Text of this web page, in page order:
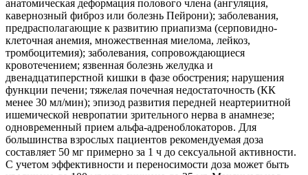
анатомическая деформация полового члена (ангуляция,
кавернозный фиброз или болезнь Пейрони); заболевания,
предрасполагающие к развитию приапизма (серповидно-
клеточная анемия, множественная миелома, лейкоз,
тромбоцитемия); заболевания, сопровождающиеся
кровотечением; язвенная болезнь желудка и
двенадцатиперстной кишки в фазе обострения; нарушения
функции печени; тяжелая почечная недостаточность (КК
менее 30 мл/мин); эпизод развития передней неартериитной
ишемической невропатии зрительного нерва в анамнезе;
одновременный прием альфа-адреноблокаторов. Для
большинства взрослых пациентов рекомендуемая доза
составляет 50 мг примерно за 1 ч до сексуальной активности.
С учетом эффективности и переносимости доза может быть